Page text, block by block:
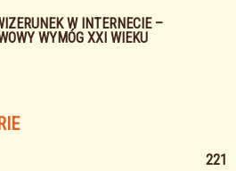
W INTERNECIE –
WYMÓG XXI WIEKU
221